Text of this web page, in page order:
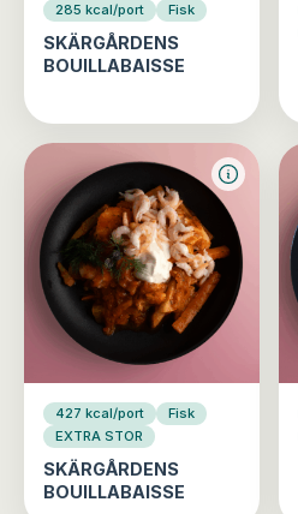
285 kcal/port Fisk
SKÄRGÅRDENS
BOUILLABAISSE
427 kcal/port
Fisk
EXTRA STOR
SKÄRGÅRDENS
BOUILLABAISSE